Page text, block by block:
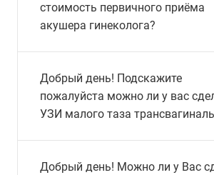
стоимость первичного приёма
акушера гинеколога?
Добрый день! Подскажите
пожалуйста можно ли у вас
УЗИ малого таза
Добрый день! Можно ли у Вас